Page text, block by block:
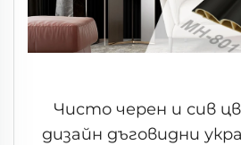
Чисто черен и сив
дизайн дъговидни